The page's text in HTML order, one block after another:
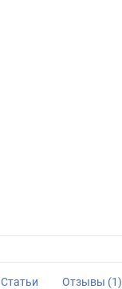
Статьи Отзывы (1)